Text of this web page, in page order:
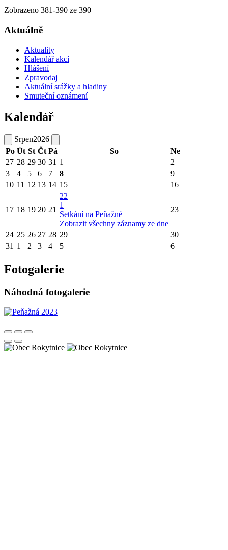
Zobrazeno 381-390 ze 390
Aktuálně
Aktuality
Kalendář akcí
Hlášení
Zpravodaj
Aktuální srážky a hladiny
Smuteční oznámení
Kalendář
Srpen2026
Po Út St Čt Pá So
Ne
27 28 29 30 31 1
2
3
4 5 6 7 8
9
10 11 12 13 14 15 16
17 18 19 20 21
22
1
Setkání na Peňažné
Zobrazit všechny záznamy ze dne
23
24 25 26 27 28 29
30
31 1 2 3 4 5 6
Fotogalerie
Náhodná fotogalerie